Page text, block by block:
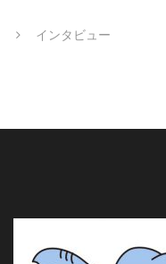
インタビュー